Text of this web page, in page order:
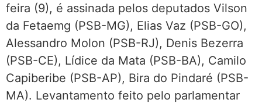
feira (9), é assinada pelos deputados Vilson
da Fetaemg (PSB-MG), Elias Vaz (PSB-GO),
Alessandro Molon (PSB-RJ), Denis Bezerra
(PSB-CE), Lídice da Mata (PSB-BA), Camilo
Capiberibe (PSB-AP), Bira do Pindaré (PSB-
MA). Levantamento feito pelo parlamentar